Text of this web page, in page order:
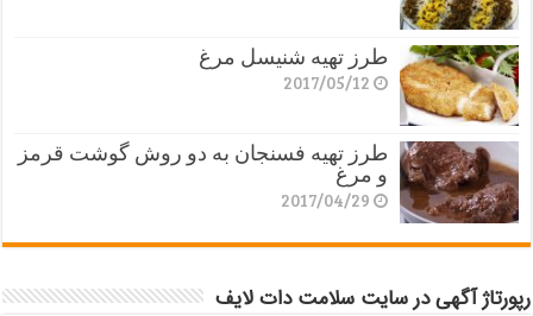
طرز تهیه شنیسل مرغ
2017/05/12
طرز تهیه فسنجان به دو روش گوشت قرمز
و مرغ
2017/04/29
رپورتاژ آگهی در سایت سلامت دات لایف